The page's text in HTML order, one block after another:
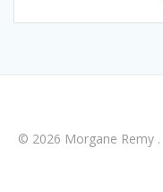
© 2026 Morgane Remy